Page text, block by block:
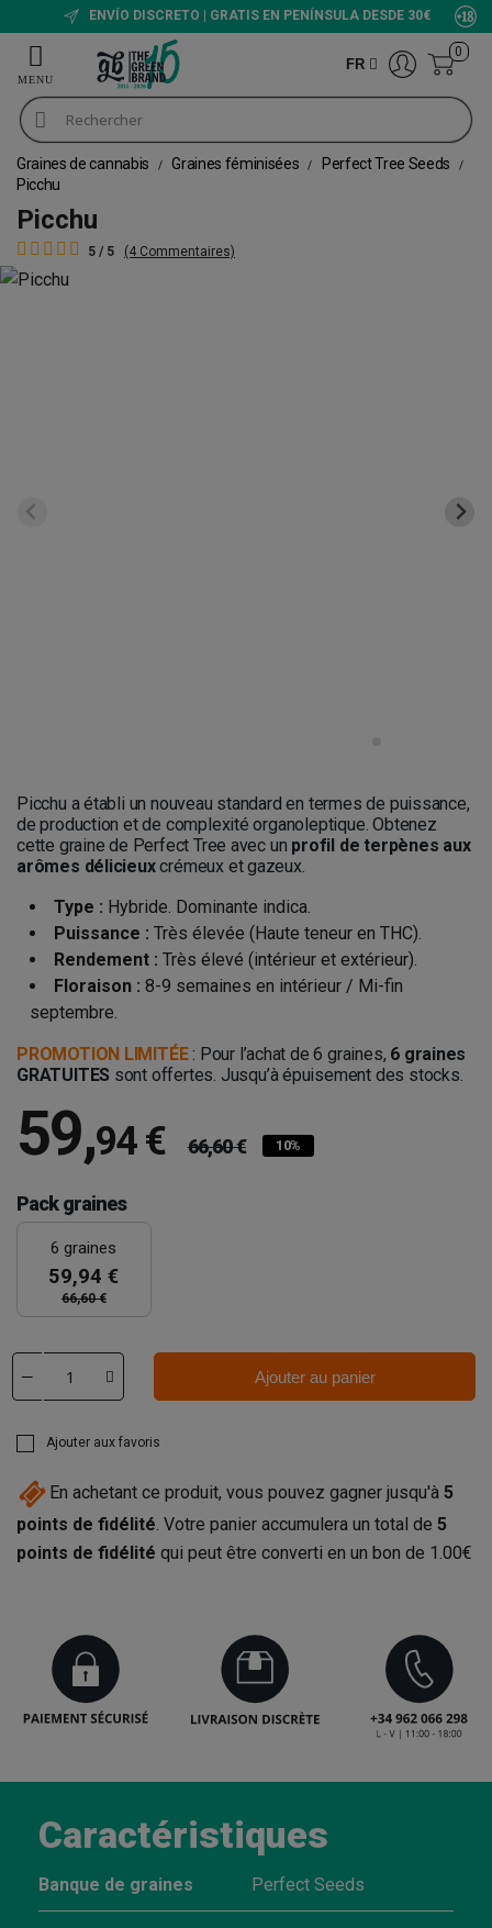
ENVÍO DISCRETO | GRATIS EN PENÍNSULA DESDE 30€
FR
0
Graines de cannabis Graines féminisées
Perfect Tree Seeds
Picchu
Picchu
5 / 5 (4 Commentaires)
Picchu a établi un nouveau standard en termes de puissance,
de production et de complexité organoleptique. Obtenez
cette graine de Perfect Tree avec un profil de terpènes aux
arômes délicieuxcrémeux et gazeux.
Type : Hybride. Dominante indica.
Puissance : Très élevée (Haute teneur en THC).
Rendement : Très élevé (intérieur et extérieur).
Floraison : 8-9 semaines en intérieur / Mi-fin
septembre.
PROMOTION LIMITÉE: Pour l’achat de 6 graines, 6 graines
GRATUITES sont offertes. Jusqu’à épuisement des stocks.
59,94 € 66,60 € 10%
Pack graines
6 graines
59,94 €
66,60 €
Ajouter au panier
Ajouter aux favoris
En achetant ce produit, vous pouvez gagner jusqu'à 5
points de fidélité. Votre panier accumulera un total de 5
points de fidélité qui peut être converti en un bon de 1.00€
Caractéristiques
Banque de graines Perfect Seeds